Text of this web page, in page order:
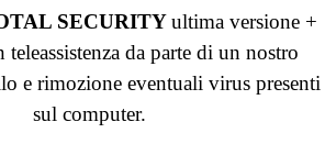
SECURITY ultima versione +
teleassistenza da parte di un nostro
e rimozione eventuali virus presenti
sul computer.